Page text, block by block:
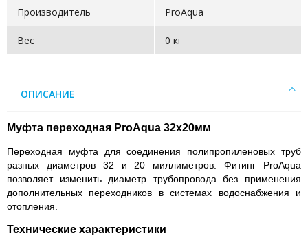
Производитель ProAqua
Вес 0 кг
ОПИСАНИЕ
Муфта переходная ProAqua 32x20мм
Переходная муфта для соединения полипропиленовых труб
разных диаметров 32 и 20 миллиметров. Фитинг ProAqua
позволяет изменить диаметр трубопровода без применения
дополнительных переходников в системах водоснабжения и
отопления.
Технические характеристики